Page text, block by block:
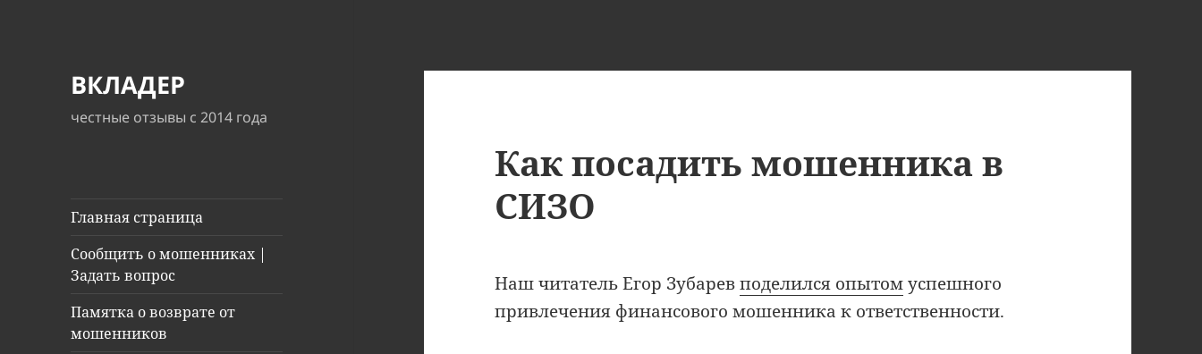
ВКЛАДЕР
честные отзывы с 2014 года
Главная страница
Сообщить о мошенниках |
Задать вопрос
Памятка о возврате от
мошенников
Как посадить мошенника в
СИЗО
Наш читатель Егор Зубаревподелился опытомуспешного
привлечения финансового мошенника к ответственности.